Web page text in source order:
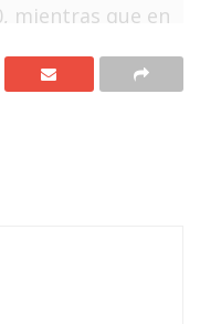
mientras que en
estos planteles
con rosca y